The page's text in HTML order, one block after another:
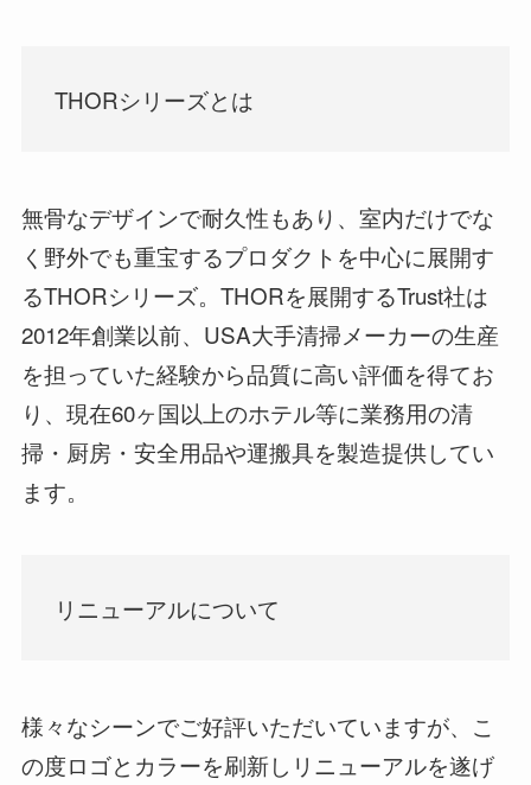
THORシリーズとは
無骨なデザインで耐久性もあり、室内だけでな
く野外でも重宝するプロダクトを中心に展開す
るTHORシリーズ。THORを展開するTrust社は
2012年創業以前、USA大手清掃メーカーの生産
を担っていた経験から品質に高い評価を得てお
り、現在60ヶ国以上のホテル等に業務用の清
掃・厨房・安全用品や運搬具を製造提供してい
ます。
リニューアルについて
様々なシーンでご好評いただいていますが、こ
の度ロゴとカラーを刷新しリニューアルを遂げ